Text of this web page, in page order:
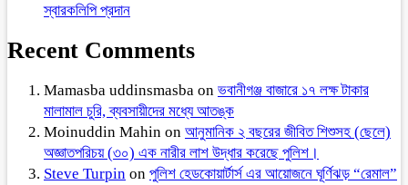
স্বারকলিপি প্রদান
Recent Comments
Mamasba uddinsmasba on ভবানীগঞ্জ বাজারে ১৭ লক্ষ টাকার
মালামাল চুরি, ব্যবসায়ীদের মধ্যে আতঙ্ক
Moinuddin Mahin on আনুমানিক ২ বছরের জীবিত শিশুসহ (ছেলে)
অজ্ঞাতপরিচয় (৩০) এক নারীর লাশ উদ্ধার করেছে পুলিশ।
Steve Turpin on পুলিশ হেডকোয়ার্টার্স এর আয়োজনে ঘূর্ণিঝড় “রেমাল”